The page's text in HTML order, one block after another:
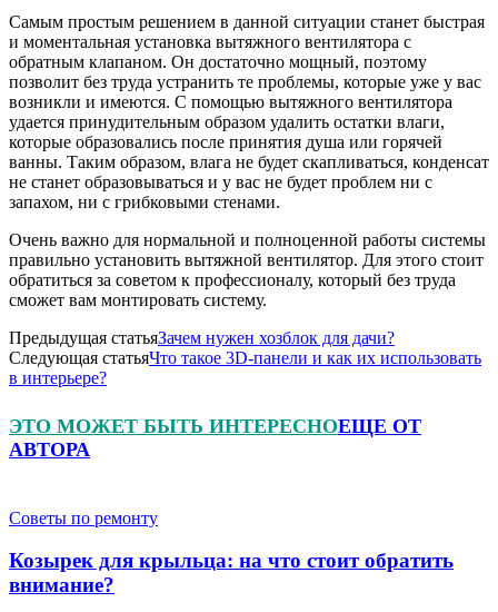
Самым простым решением в данной ситуации станет быстрая
и моментальная установка вытяжного вентилятора с
обратным клапаном. Он достаточно мощный, поэтому
позволит без труда устранить те проблемы, которые уже у вас
возникли и имеются. С помощью вытяжного вентилятора
удается принудительным образом удалить остатки влаги,
которые образовались после принятия душа или горячей
ванны. Таким образом, влага не будет скапливаться, конденсат
не станет образовываться и у вас не будет проблем ни с
запахом, ни с грибковыми стенами.
Очень важно для нормальной и полноценной работы системы
правильно установить вытяжной вентилятор. Для этого стоит
обратиться за советом к профессионалу, который без труда
сможет вам монтировать систему.
Предыдущая статьяЗачем нужен хозблок для дачи?
Следующая статьяЧто такое 3D-панели и как их использовать
в интерьере?
ЭТО МОЖЕТ БЫТЬ ИНТЕРЕСНОЕЩЕ ОТ
АВТОРА
Советы по ремонту
Козырек для крыльца: на что стоит обратить
внимание?